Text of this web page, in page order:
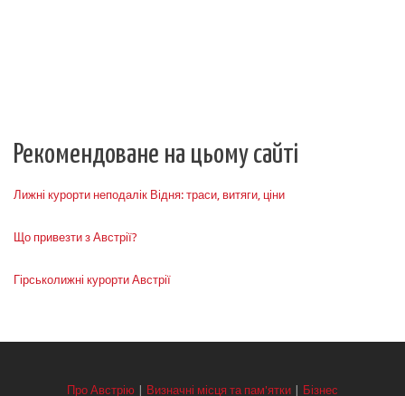
Рекомендоване на цьому сайті
Лижні курорти неподалік Відня: траси, витяги, ціни
Що привезти з Австрії?
Гірськолижні курорти Австрії
Про Австрію Визначні місця та пам'ятки Бізнес